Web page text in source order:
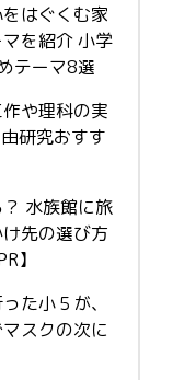
はぐくむ家
を紹介 小学
テーマ8選
や理科の実
研究おすす
水族館に旅
先の選び方
】
た小５が、
スクの次に